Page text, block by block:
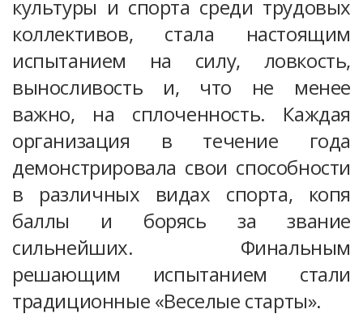
культуры и спорта среди трудовых
коллективов, стала настоящим
испытанием на силу, ловкость,
выносливость и, что не менее
важно, на сплоченность. Каждая
организация в течение года
демонстрировала свои способности
в различных видах спорта, копя
баллы и борясь за звание
сильнейших. Финальным
решающим испытанием стали
традиционные «Веселые старты».